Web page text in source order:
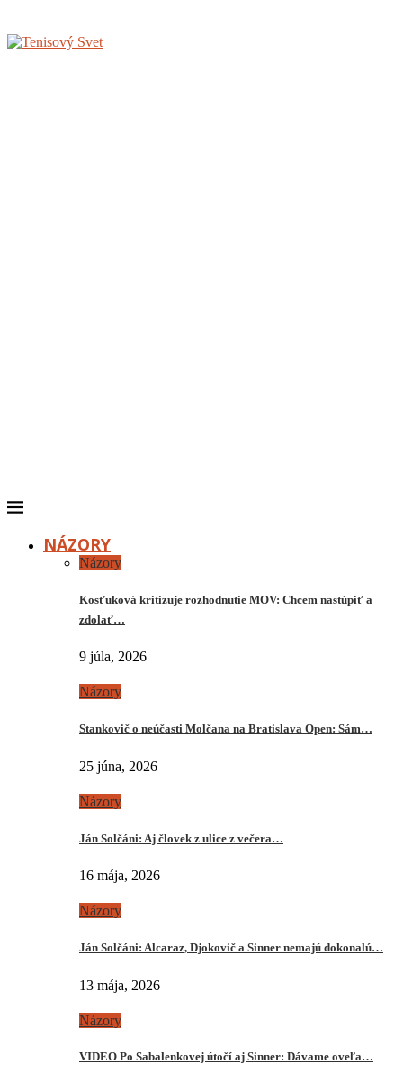
NÁZORY
Názory
Kosťuková kritizuje rozhodnutie MOV: Chcem nastúpiť a
zdolať…
9 júla, 2026
Názory
Stankovič o neúčasti Molčana na Bratislava Open: Sám…
25 júna, 2026
Názory
Ján Solčáni: Aj človek z ulice z večera…
16 mája, 2026
Názory
Ján Solčáni: Alcaraz, Djokovič a Sinner nemajú dokonalú…
13 mája, 2026
Názory
VIDEO Po Sabalenkovej útočí aj Sinner: Dávame oveľa…